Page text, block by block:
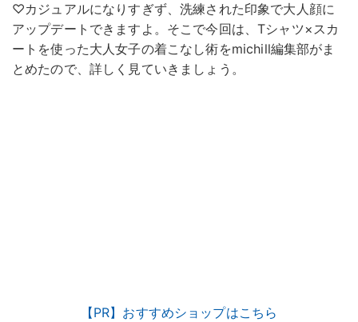
♡カジュアルになりすぎず、洗練された印象で大人顔に
アップデートできますよ。そこで今回は、Tシャツ×スカ
ートを使った大人女子の着こなし術をmichill編集部がま
とめたので、詳しく見ていきましょう。
【PR】おすすめショップはこちら